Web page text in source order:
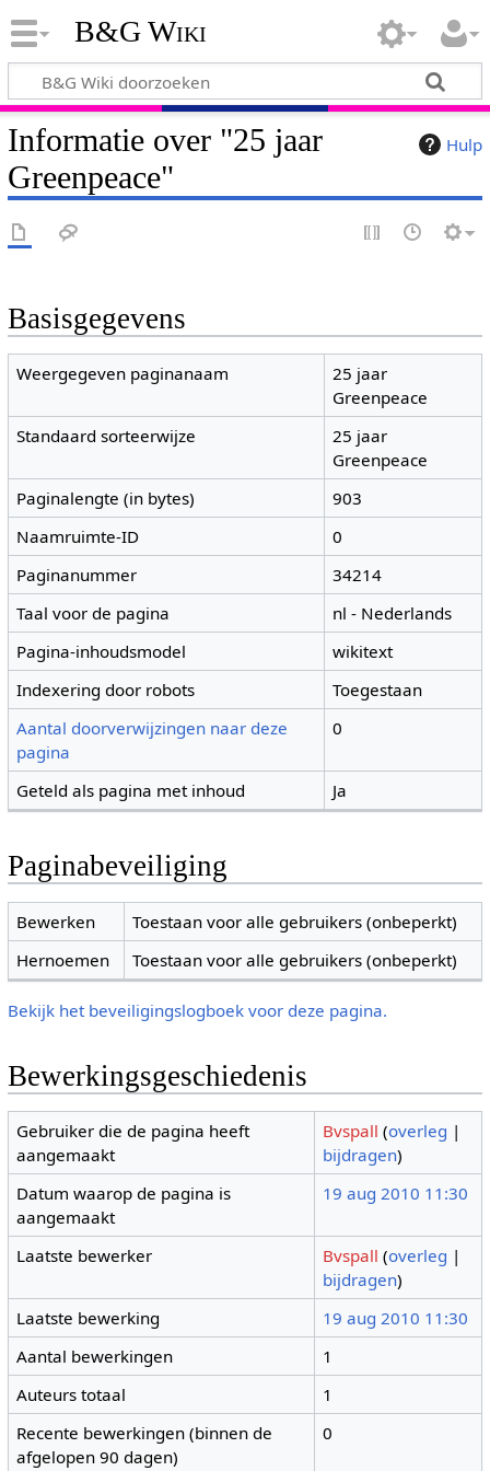
B&G Wiki
Hulp
Informatie over "25 jaar
Greenpeace"
Basisgegevens
Weergegeven paginanaam
25 jaar
Greenpeace
Standaard sorteerwijze
25 jaar
Greenpeace
Paginalengte (in bytes)
903
Naamruimte-ID
0
Paginanummer
34214
Taal voor de pagina
nl - Nederlands
Pagina-inhoudsmodel
wikitext
Indexering door robots
Toegestaan
Aantal doorverwijzingen naar deze
pagina
0
Geteld als pagina met inhoud Ja
Paginabeveiliging
Bewerken
Toestaan voor alle gebruikers (onbeperkt)
Hernoemen
Toestaan voor alle gebruikers (onbeperkt)
Bekijk het beveiligingslogboek voor deze pagina.
Bewerkingsgeschiedenis
Gebruiker die de pagina heeft
aangemaakt
Bvspall (overleg |
bijdragen)
Datum waarop de pagina is
aangemaakt
19 aug 2010 11:30
Laatste bewerker Bvspall (overleg |
bijdragen)
Laatste bewerking
19 aug 2010 11:30
Aantal bewerkingen
1
Auteurs totaal
1
Recente bewerkingen (binnen de
afgelopen 90 dagen)
0